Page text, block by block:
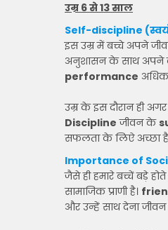
उम्र 6 से 13 साल
Self-discipline
इस उम्र में बच्चे अपने
अनुशासन के साथ अपने
performance
उम्र के इस दौरान ही
Discipline जीवन के
सफलता के लिऐ अच्छा
Importance of
जैसे ही हमारे बच्चें बड़े
सामाजिक प्राणी है।
और उन्हें साथ देना जीवन